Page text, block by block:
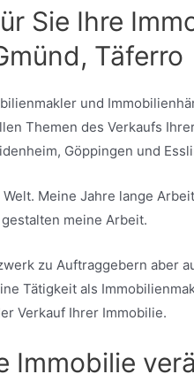
Sie Ihre
Täferro
und
Themen des Verkaufs
Göppingen und
Meine Jahre lange
meine Arbeit.
zu Auftraggebern aber
Tätigkeit als
Verkauf Ihrer Immobilie.
Immobilie